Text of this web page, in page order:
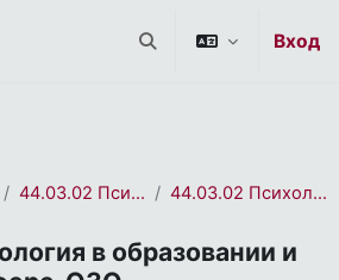
Изменить данныеВход
44.03.02 Психолого-педагогическое образование 44.03.02 Психология в образовании и социальной сфере_ОЗО
в образовании и